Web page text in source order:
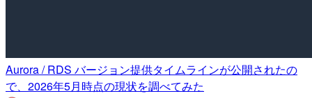
Aurora / RDS バージョン提供タイムラインが公開されたの
で、2026年5月時点の現状を調べてみた